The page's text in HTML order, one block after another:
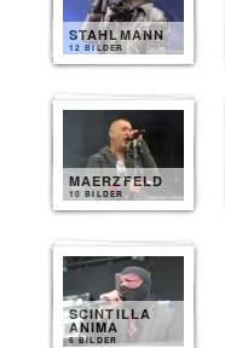
STAHLMANN
12 BILDER
MAERZFELD
10 BILDER
SCINTILLA
ANIMA
6 BILDER